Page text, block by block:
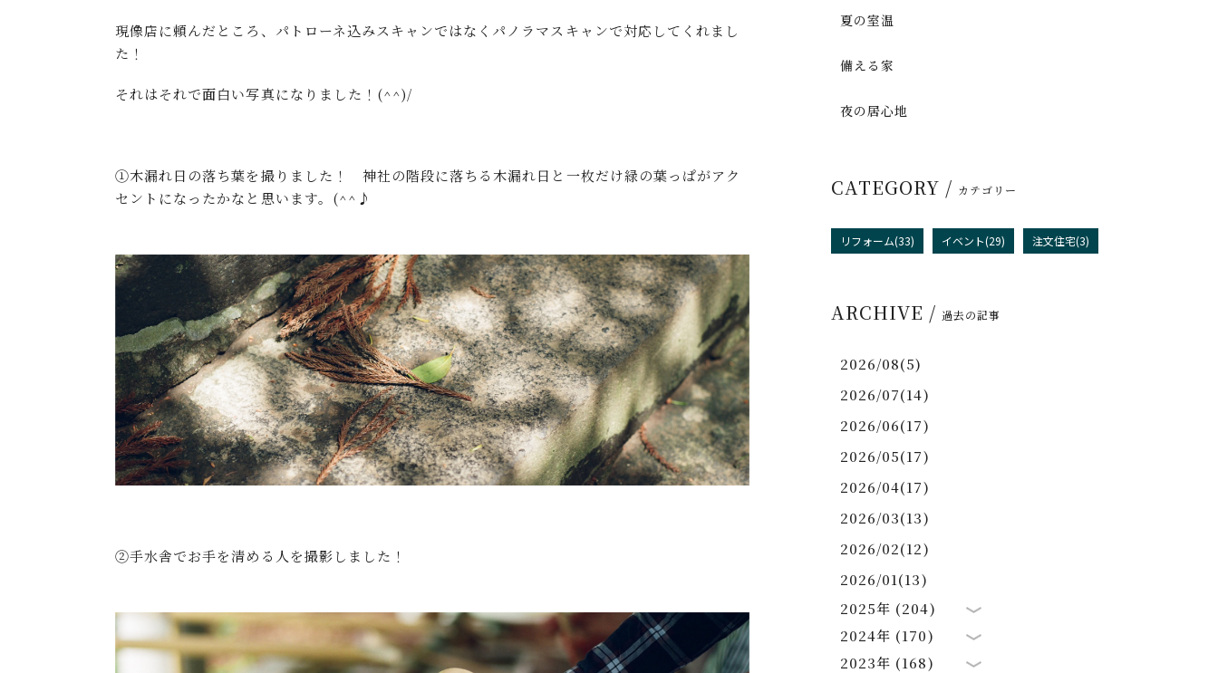
現像店に頼んだところ、パトローネ込みスキャンではなくパノラマスキャンで対応してくれまし
た！
それはそれで面白い写真になりました！(^^)/
①木漏れ日の落ち葉を撮りました！ 神社の階段に落ちる木漏れ日と一枚だけ緑の葉っぱがアク
セントになったかなと思います。(^^♪
②手水舎でお手を清める人を撮影しました！
夏の室温
備える家
夜の居心地
CATEGORY / カテゴリー
リフォーム(33) イベント(29) 注文住宅(3)
ARCHIVE / 過去の記事
2026/08(5)
2026/07(14)
2026/06(17)
2026/05(17)
2026/04(17)
2026/03(13)
2026/02(12)
2026/01(13)
2025年 (204)
2024年 (170)
2023年 (168)